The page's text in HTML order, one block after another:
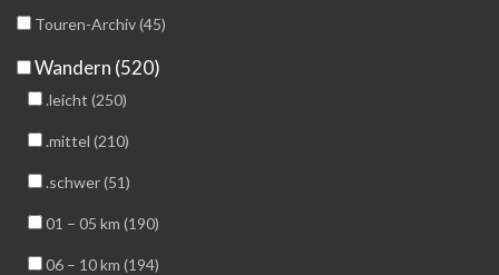
Touren-Archiv (45)
Wandern (520)
.leicht (250)
.mittel (210)
.schwer (51)
01 – 05 km (190)
06 – 10 km (194)